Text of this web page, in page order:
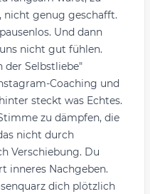
nicht genug geschafft.
Und dann
nicht gut fühlen.
der Selbstliebe"
Coaching und
steckt was Echtes.
zu dämpfen, die
nicht durch
Verschiebung. Du
inneres Nachgeben.
dich plötzlich